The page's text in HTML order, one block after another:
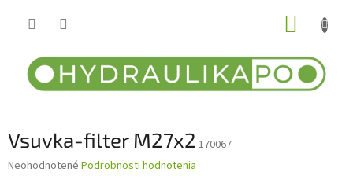
Vsuvka-filter M27x2 170067
Priemerné
Neohodnotené Podrobnosti hodnotenia